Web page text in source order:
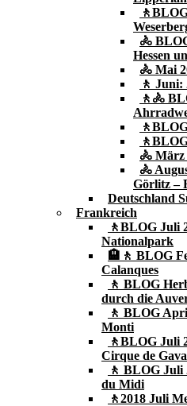
🚴
Hessen
🚴 Mai
🚶
🚶🚴
🚴 März
🚴
Görlitz –
Deutschland
Frankreich
🚶BLOG Juli
Nationalpark
🏨🚶 BLOG
Calanques
🚶 BLOG
durch die
🚶 BLOG
Monti
🚶BLOG Juli
Cirque de
🚶 BLOG Juli
du Midi
🚶2018 Juli